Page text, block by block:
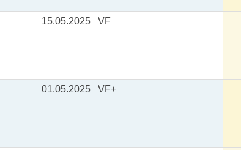
15.05.2025 VF
01.05.2025 VF+